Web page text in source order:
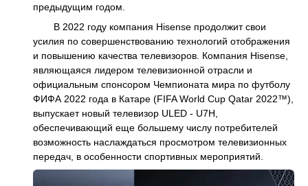
предыдущим годом.
В 2022 году компания Hisense продолжит свои
усилия по совершенствованию технологий отображения
и повышению качества телевизоров. Компания Hisense,
являющаяся лидером телевизионной отрасли и
официальным спонсором Чемпионата мира по футболу
ФИФА 2022 года в Катаре (FIFA World Cup Qatar 2022™),
выпускает новый телевизор ULED - U7H,
обеспечивающий еще большему числу потребителей
возможность наслаждаться просмотром телевизионных
передач, в особенности спортивных мероприятий.